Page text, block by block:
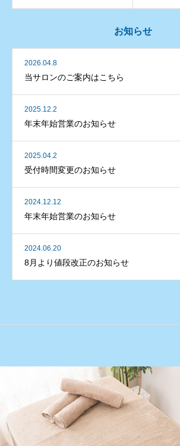
お知らせ
2026.04.8
当サロンのご案内はこちら
2025.12.2
年末年始営業のお知らせ
2025.04.2
受付時間変更のお知らせ
2024.12.12
年末年始営業のお知らせ
2024.06.20
8月より値段改正のお知らせ